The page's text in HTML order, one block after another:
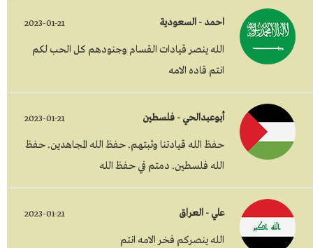
احمد - السعودية 2023-01-21
الله ينصر قيادات القسام وجنودهم كل الحب لكم
انتم قاده الامه
أبوعبدالحي - فلسطين 2023-01-21
حفظ الله قيادتنا وثبتهم. حفظ الله المجاهدين. حفظ
الله فلسطين. دمتم في حفظ الله
علي - العراق 2023-01-21
الله ينصركم فخر الامه انتم